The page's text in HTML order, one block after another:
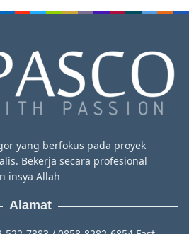
yang berfokus pada proyek
Bekerja secara profesional
insya Allah
Alamat